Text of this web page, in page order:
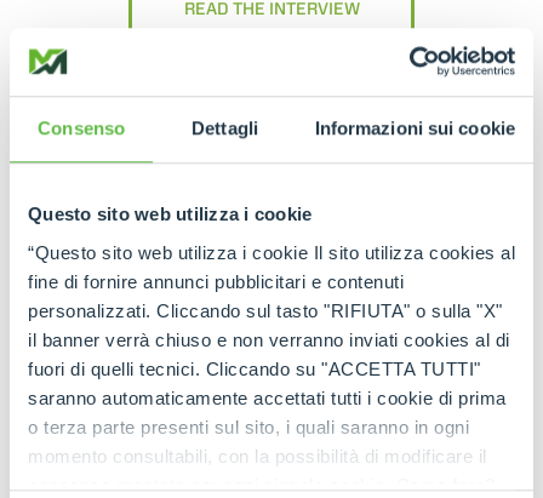
Consenso Dettagli Informazioni sui cookie
Questo sito web utilizza i cookie
“Questo sito web utilizza i cookie Il sito utilizza cookies al
fine di fornire annunci pubblicitari e contenuti
personalizzati. Cliccando sul tasto "RIFIUTA" o sulla "X"
il banner verrà chiuso e non verranno inviati cookies al di
fuori di quelli tecnici. Cliccando su "ACCETTA TUTTI"
saranno automaticamente accettati tutti i cookie di prima
o terza parte presenti sul sito, i quali saranno in ogni
momento consultabili, con la possibilità di modificare il
consenso prestato per ogni singolo cookie. Come fare?
READ THE INTERVIEW
WATCH THE VIDEO